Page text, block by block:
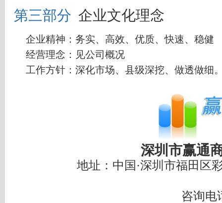
第三部分 企业文化理念
企业精神：务实、高效、优质、快速、稳健
经营理念：见公司概况
工作方针：深化市场、县级深挖、做透做细
深圳市赢通
地址：中国·深圳市福田区
咨询电